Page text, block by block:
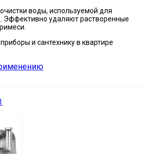
воды, используемой для
Эффективно удаляют растворенные
и сантехнику в квартире